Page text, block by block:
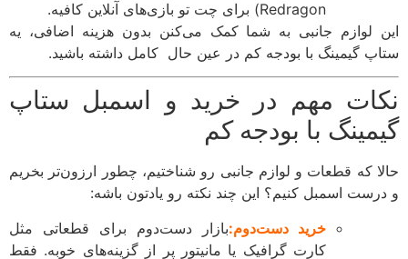
Redragon) برای چت تو بازی‌های آنلاین کافیه.
لوازم جانبی به شما کمک می‌کنن بدون هزینه اضافی، یه
گیمینگ با بودجه کم در عین حال کامل داشته باشید.
مهم در خرید و اسمبل ستاپ
با بودجه کم
که قطعات و لوازم جانبی رو شناختیم، چطور ارزون‌تر بخریم
اسمبل کنیم؟ این چند نکته رو یادتون باشه:
خرید دست‌دوم:بازار دست‌دوم برای قطعاتی مثل
کارت گرافیک یا مانیتور پر از گزینه‌های خوبه. فقط